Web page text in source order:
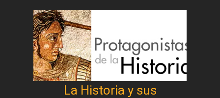
La Historia y sus